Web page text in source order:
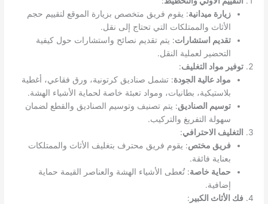
زيارة ميدانية: يقوم فريق متخصص بزيارة الموقع لتقييم حجم
الأثاث والممتلكات التي تحتاج إلى نقل.
تقديم استشارات: يتم تقديم نصائح واستشارات حول كيفية
التحضير لعملية النقل.
توفير مواد التغليف:
مواد عالية الجودة: تشمل صناديق كرتونية، ورق فقاعي، أغطية
بلاستيكية، بطانيات، ومواد تعبئة خاصة لحماية الأشياء الهشة.
توسيم الصناديق: يتم تصنيف وتوسيم الصناديق والقطع لضمان
سهولة التفريغ والتركيب.
التغليف الاحترافي:
فريق مختص: يقوم فريق محترف بتغليف الأثاث والممتلكات
بعناية فائقة.
حماية خاصة: تُعطى الأشياء الهشة والعناصر القيمة حماية
إضافية.
فك الأثاث الكبير :